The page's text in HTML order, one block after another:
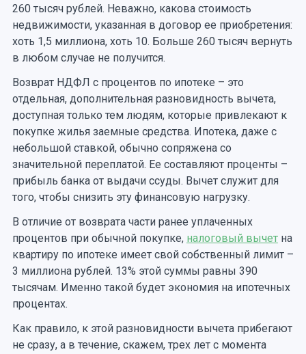
260 тысяч рублей. Неважно, какова стоимость
недвижимости, указанная в договор ее приобретения:
хоть 1,5 миллиона, хоть 10. Больше 260 тысяч вернуть
в любом случае не получится.
Возврат НДФЛ с процентов по ипотеке – это
отдельная, дополнительная разновидность вычета,
доступная только тем людям, которые привлекают к
покупке жилья заемные средства. Ипотека, даже с
небольшой ставкой, обычно сопряжена со
значительной переплатой. Ее составляют проценты –
прибыль банка от выдачи ссуды. Вычет служит для
того, чтобы снизить эту финансовую нагрузку.
В отличие от возврата части ранее уплаченных
процентов при обычной покупке, налоговый вычетна
квартиру по ипотеке имеет свой собственный лимит –
3 миллиона рублей. 13% этой суммы равны 390
тысячам. Именно такой будет экономия на ипотечных
процентах.
Как правило, к этой разновидности вычета прибегают
не сразу, а в течение, скажем, трех лет с момента